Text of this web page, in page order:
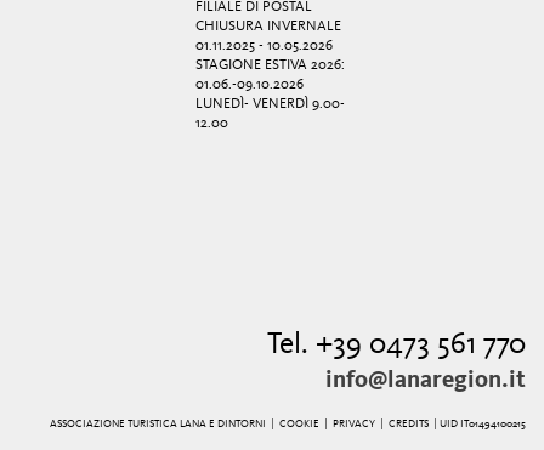
FILIALE DI POSTAL
CHIUSURA INVERNALE
01.11.2025 - 10.05.2026
STAGIONE ESTIVA 2026:
01.06.-09.10.2026
LUNEDÌ- VENERDÌ 9.00-
12.00
Tel. +39 0473 561 770
info@lanaregion.it
ASSOCIAZIONE TURISTICA LANA E DINTORNI | COOKIE PRIVACY| CREDITS | UID IT01494100215